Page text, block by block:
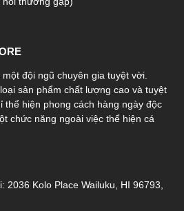
đội ngũ chuyên gia tuyệt vời.
sản phẩm chất lượng cao và tuyệt
thể hiện phong cách hàng ngày độc
chức năng ngoài việc thể hiện cá
2036 Kolo Place Wailuku, HI 96793,